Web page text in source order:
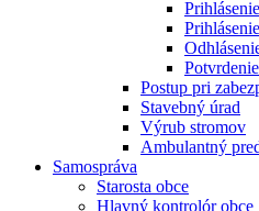
Postup pri
Stavebný úrad
Výrub stromov
Ambulantný
Samospráva
Starosta obce
Hlavný kontrolór obce